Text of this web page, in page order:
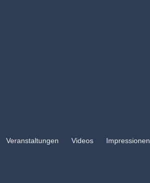
Veranstaltungen Videos Impressionen